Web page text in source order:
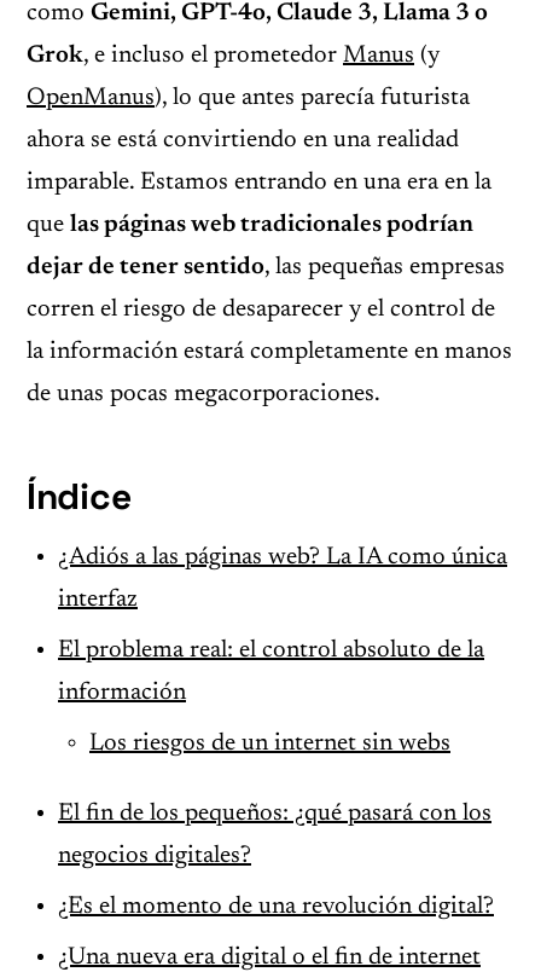
como Gemini, GPT-4o, Claude 3, Llama 3 o
Grok, e incluso el prometedor Manus (y
OpenManus), lo que antes parecía futurista
ahora se está convirtiendo en una realidad
imparable. Estamos entrando en una era en la
que las páginas web tradicionales podrían
dejar de tener sentido, las pequeñas empresas
corren el riesgo de desaparecer y el control de
la información estará completamente en manos
de unas pocas megacorporaciones.
Índice
¿Adiós a las páginas web? La IA como única
interfaz
El problema real: el control absoluto de la
información
Los riesgos de un internet sin webs
El fin de los pequeños: ¿qué pasará con los
negocios digitales?
¿Es el momento de una revolución digital?
¿Una nueva era digital o el fin de internet